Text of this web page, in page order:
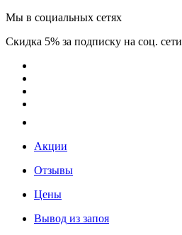
Мы в социальных сетях
Скидка 5% за подписку на соц. сети
Акции
Отзывы
Цены
Вывод из запоя